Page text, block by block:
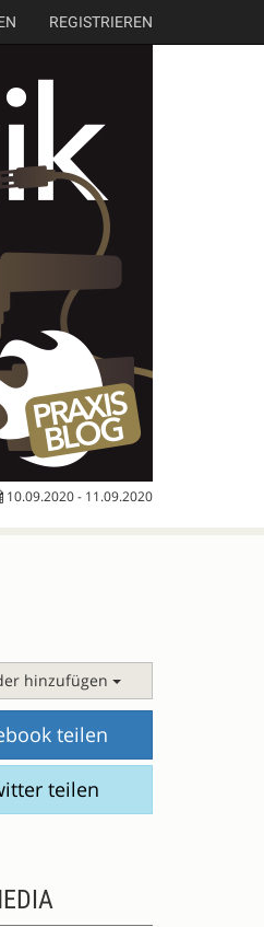
REGISTRIEREN
10.09.2020 - 11.09.2020
hinzufügen
teilen
teilen